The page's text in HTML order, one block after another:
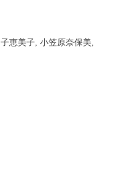
恵美子, 小笠原奈保美,